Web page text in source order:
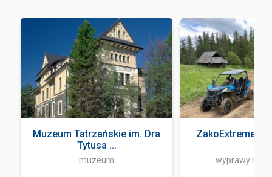
Muzeum Tatrzańskie im. Dra
Tytusa ...
muzeum
ZakoExtreme
wyprawy na